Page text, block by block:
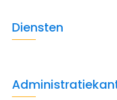
Diensten